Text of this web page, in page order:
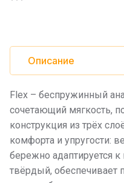
Описание
Flex – беспружинный
сочетающий мягкость,
конструкция из трёх
комфорта и упругости:
бережно адаптируется
твёрдый, обеспечивает